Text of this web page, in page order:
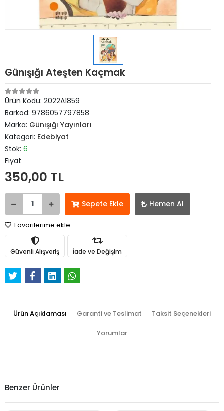
Günışığı Ateşten Kaçmak
Ürün Kodu: 2022A1859
Barkod: 9786057797858
Marka: Günışığı Yayınları
Kategori: Edebiyat
Stok: 6
Fiyat
350,00 TL
Sepete Ekle Hemen Al
Favorilerime ekle
Güvenli Alışveriş İade ve Değişim
Ürün Açıklaması Garanti ve Teslimat Taksit Seçenekleri
Yorumlar
Benzer Ürünler